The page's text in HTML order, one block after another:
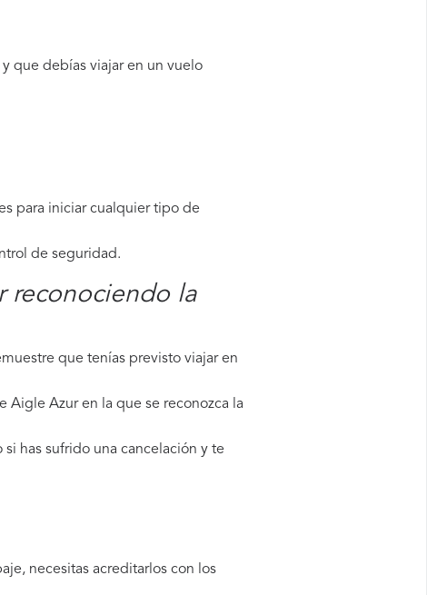
que debías viajar en un vuelo
para iniciar cualquier tipo de
de seguridad.
reconociendo la
que tenías previsto viajar en
Aigle Azur en la que se reconozca la
has sufrido una cancelación y te
necesitas acreditarlos con los